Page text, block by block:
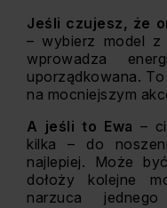
Jeśli czujesz, że
– wybierz model z
wprowadza
uporządkowana.
na mocniejszym
A jeśli to Ewa –
kilka – do
najlepiej. Może
dołoży kolejne
narzuca